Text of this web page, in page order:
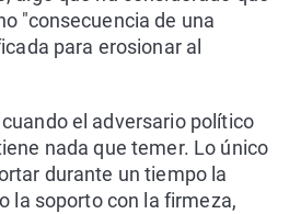
"consecuencia de una
para erosionar al
el adversario político
nada que temer. Lo único
durante un tiempo la
la soporto con la firmeza,